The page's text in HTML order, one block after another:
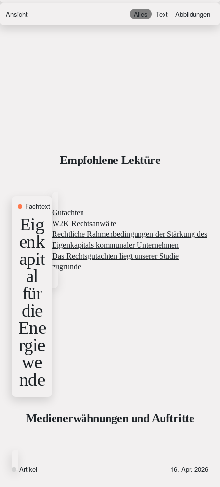
Ansicht Alles Text Abbildungen
Empfohlene Lektüre
Fachtext
Eig
enk
apit
al
für
die
Ene
rgie
we
nde
Gutachten
W2K Rechtsanwälte
Rechtliche Rahmenbedingungen der Stärkung des
Eigenkapitals kommunaler Unternehmen
Das Rechtsgutachten liegt unserer Studie
zugrunde.
Medienerwähnungen und Auftritte
Artikel 16. Apr. 2026